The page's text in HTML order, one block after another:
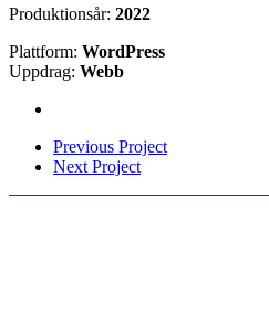
Produktionsår: 2022
Plattform: WordPress
Uppdrag: Webb
Previous Project
Next Project